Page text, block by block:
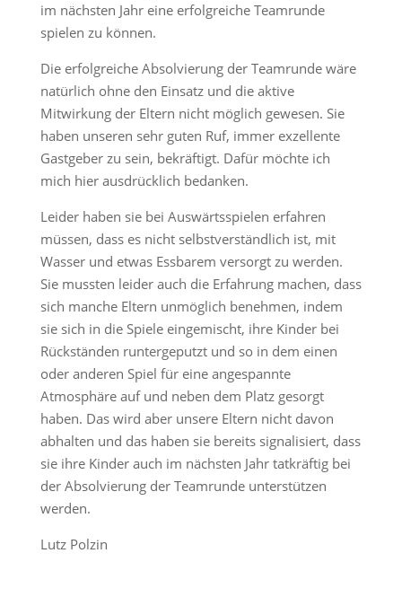
im nächsten Jahr eine erfolgreiche Teamrunde
spielen zu können.
Die erfolgreiche Absolvierung der Teamrunde wäre
natürlich ohne den Einsatz und die aktive
Mitwirkung der Eltern nicht möglich gewesen. Sie
haben unseren sehr guten Ruf, immer exzellente
Gastgeber zu sein, bekräftigt. Dafür möchte ich
mich hier ausdrücklich bedanken.
Leider haben sie bei Auswärtsspielen erfahren
müssen, dass es nicht selbstverständlich ist, mit
Wasser und etwas Essbarem versorgt zu werden.
Sie mussten leider auch die Erfahrung machen, dass
sich manche Eltern unmöglich benehmen, indem
sie sich in die Spiele eingemischt, ihre Kinder bei
Rückständen runtergeputzt und so in dem einen
oder anderen Spiel für eine angespannte
Atmosphäre auf und neben dem Platz gesorgt
haben. Das wird aber unsere Eltern nicht davon
abhalten und das haben sie bereits signalisiert, dass
sie ihre Kinder auch im nächsten Jahr tatkräftig bei
der Absolvierung der Teamrunde unterstützen
werden.
Lutz Polzin